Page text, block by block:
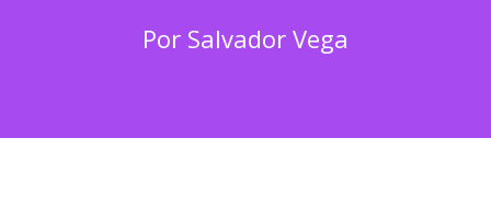
Por Salvador Vega